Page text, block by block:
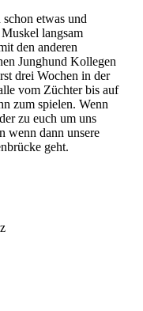
etwas und
langsam
den anderen
Junghund Kollegen
drei Wochen in der
vom Züchter bis auf
zum spielen. Wenn
zu euch um uns
wenn dann unsere
geht.